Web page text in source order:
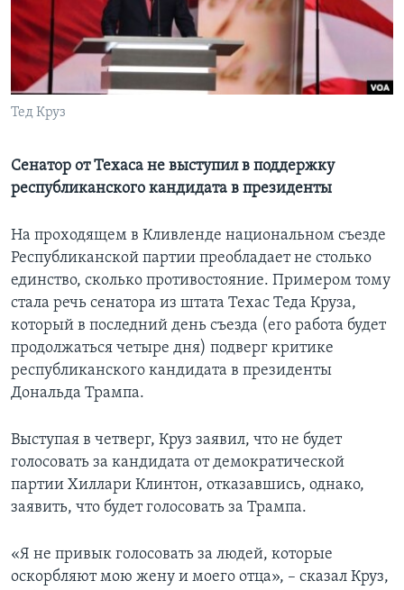
Learning English
СОЦИАЛЬНЫЕ СЕТИ
Языки
Тед Круз
Сенатор от Техаса не выступил в поддержку
республиканского кандидата в президенты
На проходящем в Кливленде национальном съезде
Республиканской партии преобладает не столько
единство, сколько противостояние. Примером тому
стала речь сенатора из штата Техас Теда Круза,
который в последний день съезда (его работа будет
продолжаться четыре дня) подверг критике
республиканского кандидата в президенты
Дональда Трампа.
Выступая в четверг, Круз заявил, что не будет
голосовать за кандидата от демократической
партии Хиллари Клинтон, отказавшись, однако,
заявить, что будет голосовать за Трампа.
«Я не привык голосовать за людей, которые
оскорбляют мою жену и моего отца», – сказал Круз,